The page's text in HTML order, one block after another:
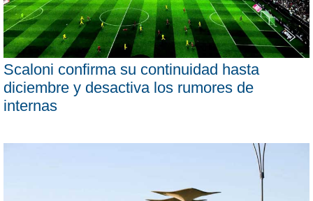
Scaloni confirma su continuidad hasta
diciembre y desactiva los rumores de
internas